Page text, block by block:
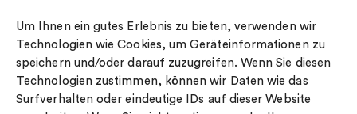
Um Ihnen ein gutes Erlebnis zu bieten, verwenden wir
Technologien wie Cookies, um Geräteinformationen zu
speichern und/oder darauf zuzugreifen. Wenn Sie diesen
Technologien zustimmen, können wir Daten wie das
Surfverhalten oder eindeutige IDs auf dieser Website
Impressum
Ringgröße
Widerrufsrecht
Cookie-policy
Nordic Spectra